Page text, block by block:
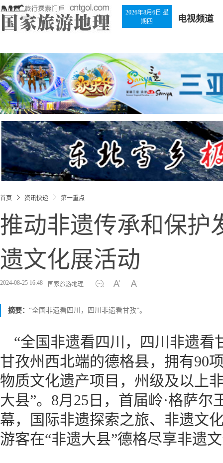
2026年8月6日 星
期四
电视频道
首页 资讯快递 第一重点
推动非遗传承和保护
遗文化展活动
2024-08-25 16:48 国家旅游地理
摘要： “全国非遗看四川，四川非遗看甘孜”。
“全国非遗看四川，四川非遗看
甘孜州西北端的德格县，拥有90
物质文化遗产项目，州级及以上
大县”。8月25日，首届岭·格萨
幕，国际非遗探索之旅、非遗文
游客在“非遗大县”德格尽享非遗